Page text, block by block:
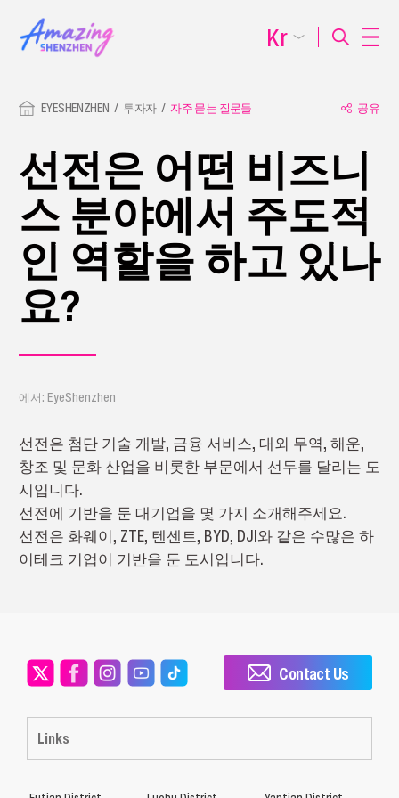
EYESHENZHEN 투자자 자주 묻는 질문들 공유
선전은 어떤 비즈니
스 분야에서 주도적
인 역할을 하고 있나
요?
에서: EyeShenzhen
선전은 첨단 기술 개발, 금융 서비스, 대외 무역, 해운,
창조 및 문화 산업을 비롯한 부문에서 선두를 달리는 도
시입니다.
선전에 기반을 둔 대기업을 몇 가지 소개해주세요.
선전은 화웨이, ZTE, 텐센트, BYD, DJI와 같은 수많은 하
이테크 기업이 기반을 둔 도시입니다.
Kr
Links
Contact Us